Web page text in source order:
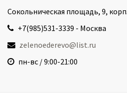
Сокольническая площадь, 9,
+7(985)531-3339 - Москва
zelenoederevo@list.ru
пн-вс / 9:00-21:00